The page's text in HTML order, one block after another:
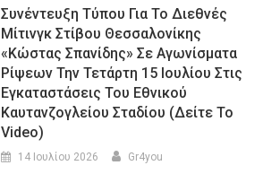
Συνέντευξη Τύπου Για Το Διεθνές
Μίτινγκ Στίβου Θεσσαλονίκης
«Κώστας Σπανίδης» Σε Αγωνίσματα
Ρίψεων Την Τετάρτη 15 Ιουλίου Στις
Εγκαταστάσεις Του Εθνικού
Καυτανζογλείου Σταδίου (Δείτε Το
Video)
14 Ιουλίου 2026 Gr4you